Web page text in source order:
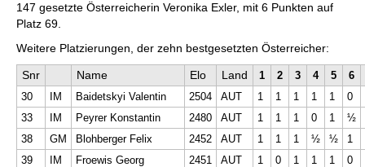
147 gesetzte Österreicherin Veronika Exler, mit 6 Punkten auf
Platz 69.
Weitere Platzierungen, der zehn bestgesetzten Österreicher:
Snr Name Elo Land 1 2 3 4 5
6
30
IM Baidetskyi Valentin 2504 AUT 1 1 1 1 1
0
33
IM Peyrer Konstantin 2480 AUT 1 1 1 0 1
½
38
GM Blohberger Felix 2452 AUT 1 1 1 ½ ½
1
39
IM Froewis Georg 2451 AUT 1 0 1 1 1
0